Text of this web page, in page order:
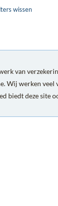
wissen
van
Wij werken
biedt deze site